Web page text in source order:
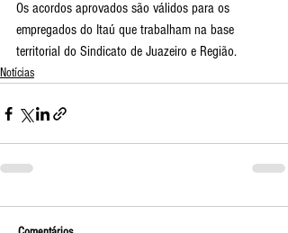
Os acordos aprovados são válidos para os
empregados do Itaú que trabalham na base
territorial do Sindicato de Juazeiro e Região.
Notícias